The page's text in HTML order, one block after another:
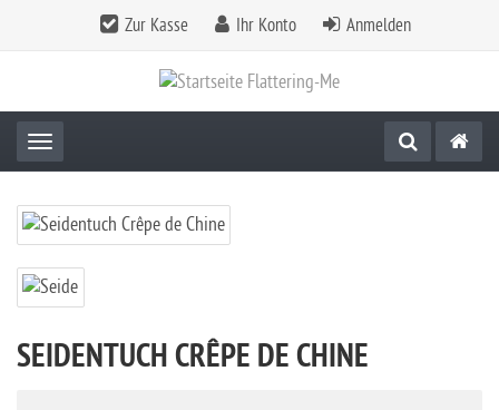
Zur Kasse Ihr Konto Anmelden
Toggle navigation
SEIDENTUCH CRÊPE DE CHINE